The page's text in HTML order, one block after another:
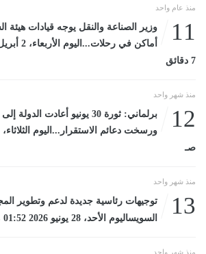
منذ عام واحد
11
وزير الصناعة والنقل يوجه قيادات هيئة
7 دقائق
منذ شهر واحد
12
برلماني: ثورة 30 يونيو أعادت
صـ
منذ شهر واحد
13
توجيهات رئاسية جديدة لدعم وتطوير
السويساليوم الأحد، 28 يونيو 2026 01:52 مـ
منذ شهر واحد